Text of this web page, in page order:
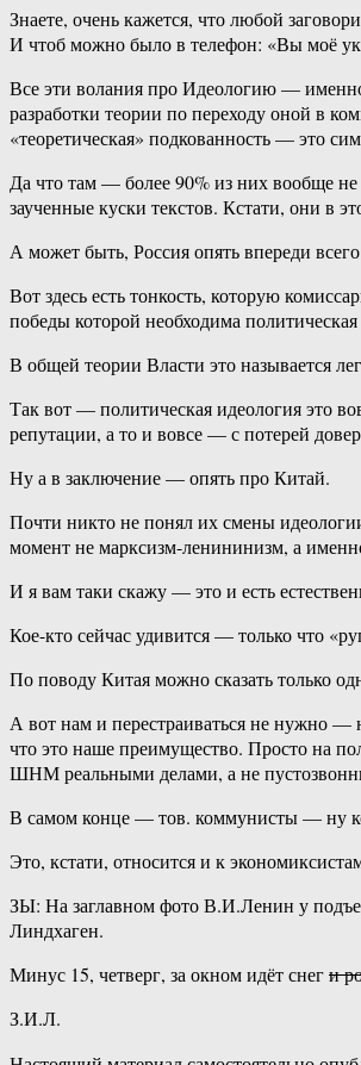
Знаете, очень кажется, что любой
И чтоб можно было в телефон: «Вы моё
Все эти волания про Идеологию — именно
разработки теории по переходу оной в
«теоретическая» подкованность — это
Да что там — более 90% из них вообще
заученные куски текстов. Кстати, они
А может быть, Россия опять впереди
Вот здесь есть тонкость, которую
победы которой необходима
В общей теории Власти это называется
Так вот — политическая идеология это
репутации, а то и вовсе — с потерей
Ну а в заключение — опять про Китай.
Почти никто не понял их смены
момент не марксизм-ленининизм, а
И я вам таки скажу — это и есть
Кое-кто сейчас удивится — только что
По поводу Китая можно сказать только
А вот нам и перестраиваться не нужно —
что это наше преимущество. Просто на
ШНМ реальными делами, а не
В самом конце — тов. коммунисты — ну
Это, кстати, относится и к
ЗЫ: На заглавном фото В.И.Ленин у
Линдхаген.
Минус 15, четверг, за окном идёт снеги
З.И.Л.